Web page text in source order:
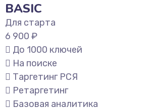
BASIC
Для старта
6 900 ₽
До 1000 ключей
На поиске
Таргетинг РСЯ
Ретаргетинг
Базовая аналитика